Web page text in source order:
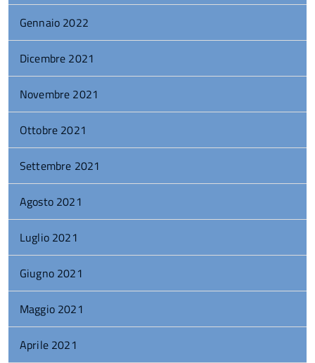
Gennaio 2022
Dicembre 2021
Novembre 2021
Ottobre 2021
Settembre 2021
Agosto 2021
Luglio 2021
Giugno 2021
Maggio 2021
Aprile 2021